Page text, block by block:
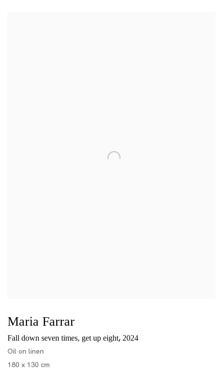
Maria Farrar
Fall down seven times, get up eight, 2024
Oil on linen
180 x 130 cm